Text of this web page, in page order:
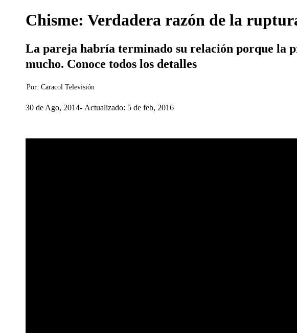
Chisme: Verdadera razón de la
La pareja habría terminado su relación porque la
mucho. Conoce todos los detalles
Por: Caracol Televisión
30 de Ago, 2014 Actualizado: 5 de feb, 2016